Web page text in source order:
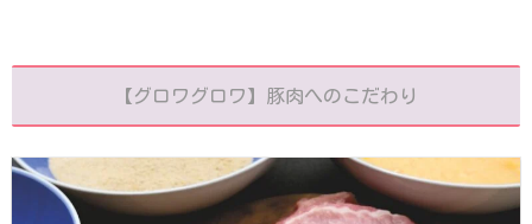
【グロワグロワ】豚肉へのこだわり